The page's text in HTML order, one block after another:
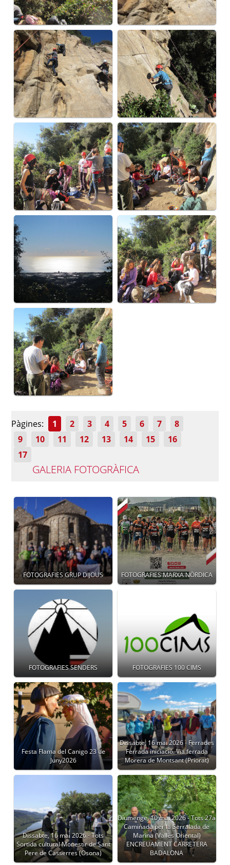
Pàgines: 1 2 3 4 5 6 7
8
9
10 11 12 13 14 15
16
17
GALERIA FOTOGRÀFICA
FOTOGRAFIES GRUP DIJOUS FOTOGRAFIES MARXA NÒRDICA
FOTOGRAFIES SENDERS FOTOGRAFIES 100 CIMS
Festa Flama del Canigo 23 de
Juny2026
Dissabte, 16 mai 2026 - Ferrades
Ferrada iniciació. Via ferrada
Morera de Montsant (Priorat)
Dissabte, 16 mai 2026 - Tots
Sortida cultural Monestir de Sant
Pere de Casserres (Osona)
Diumenge, 10 mai 2026 - Tots 27a
Caminada per la Serralada de
Marina (Vallès Oriental)
ENCREUAMENT CARRETERA
BADALONA